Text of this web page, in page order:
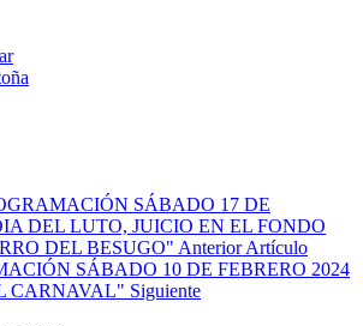
SÁBADO 17 DE
DEL LUTO, JUICIO EN EL FONDO
DEL BESUGO" Anterior Artículo
SÁBADO 10 DE FEBRERO 2024
CARNAVAL" Siguiente